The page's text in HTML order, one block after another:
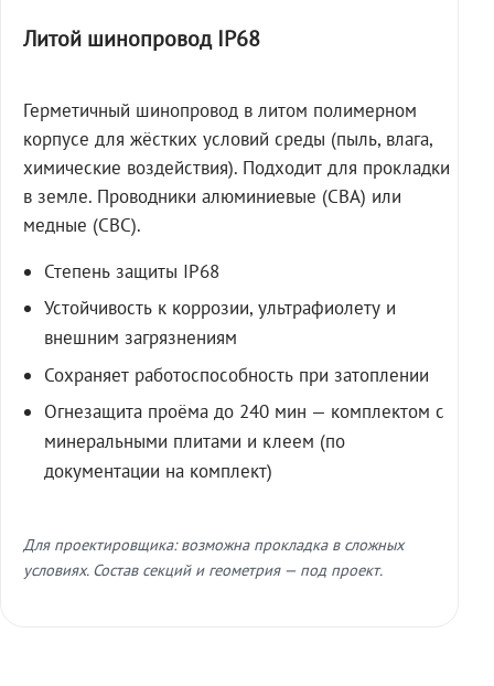
Литой шинопровод IP68
Герметичный шинопровод в литом полимерном
корпусе для жёстких условий среды (пыль, влага,
химические воздействия). Подходит для прокладки
в земле. Проводники алюминиевые (СВА) или
медные (СВС).
Степень защиты IP68
Устойчивость к коррозии, ультрафиолету и
внешним загрязнениям
Сохраняет работоспособность при затоплении
Огнезащита проёма до 240 мин — комплектом с
минеральными плитами и клеем (по
документации на комплект)
Для проектировщика: возможна прокладка в сложных
условиях. Состав секций и геометрия — под проект.